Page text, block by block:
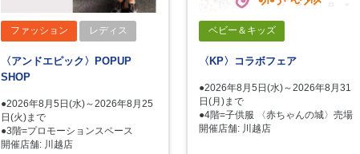
ファッション レディス
〈アンドエピック〉POPUP
SHOP
●2026年8月5日(水)～2026年8月25
日(火)まで
●3階=プロモーションスペース
開催店舗: 川越店
ベビー＆キッズ
〈KP〉コラボフェア
●2026年8月5日(水)～2026年8月31
日(月)まで
●4階=子供服 〈赤ちゃんの城〉売場
開催店舗: 川越店